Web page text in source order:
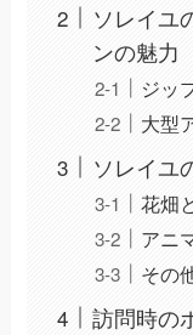
ソレイユ
ンの魅力
ジッ
大型
ソレイユ
花畑
アニ
その
訪問時の